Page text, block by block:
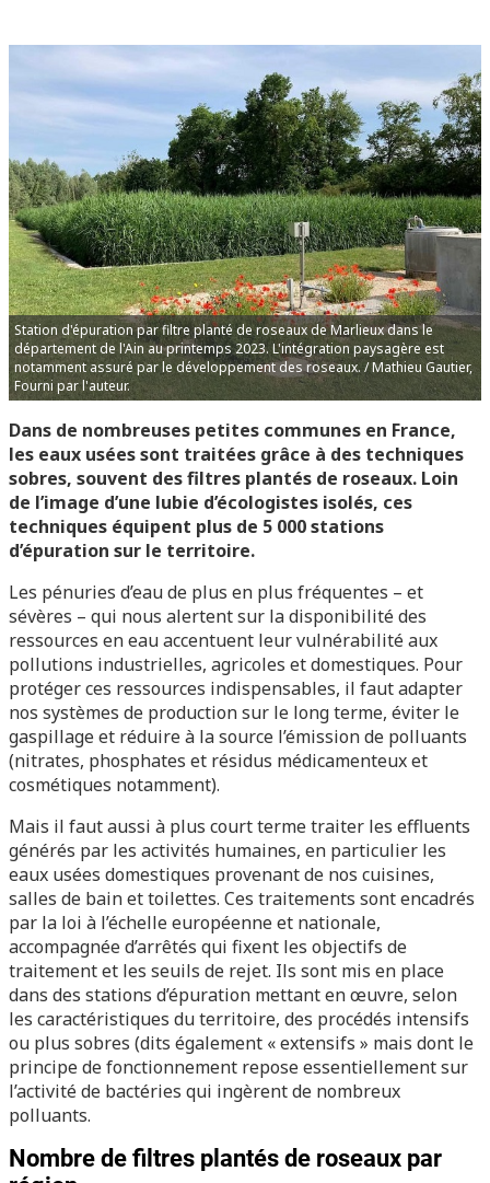
Station d'épuration par filtre planté de roseaux de Marlieux dans le
département de l'Ain au printemps 2023. L'intégration paysagère est
notamment assuré par le développement des roseaux. / Mathieu Gautier,
Fourni par l'auteur.
Dans de nombreuses petites communes en France,
les eaux usées sont traitées grâce à des techniques
sobres, souvent des filtres plantés de roseaux. Loin
de l’image d’une lubie d’écologistes isolés, ces
techniques équipent plus de 5 000 stations
d’épuration sur le territoire.
Les pénuries d’eau de plus en plus fréquentes – et
sévères – qui nous alertent sur la disponibilité des
ressources en eau accentuent leur vulnérabilité aux
pollutions industrielles, agricoles et domestiques. Pour
protéger ces ressources indispensables, il faut adapter
nos systèmes de production sur le long terme, éviter le
gaspillage et réduire à la source l’émission de polluants
(nitrates, phosphates et résidus médicamenteux et
cosmétiques notamment).
Mais il faut aussi à plus court terme traiter les effluents
générés par les activités humaines, en particulier les
eaux usées domestiques provenant de nos cuisines,
salles de bain et toilettes. Ces traitements sont encadrés
par la loi à l’échelle européenne et nationale,
accompagnée d’arrêtés qui fixent les objectifs de
traitement et les seuils de rejet. Ils sont mis en place
dans des stations d’épuration mettant en œuvre, selon
les caractéristiques du territoire, des procédés intensifs
ou plus sobres (dits également « extensifs » mais dont le
principe de fonctionnement repose essentiellement sur
l’activité de bactéries qui ingèrent de nombreux
polluants.